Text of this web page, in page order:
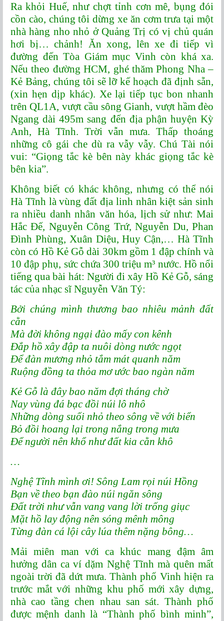
Ra khỏi Huế, như chợt tỉnh cơn mê, bụng đói
cồn cào, chúng tôi dừng xe ăn cơm trưa tại một
nhà hàng nho nhỏ ở Quảng Trị có vị chủ quán
hơi bị… chảnh! Ăn xong, lên xe đi tiếp vì
đường đến Tòa Giám mục Vinh còn khá xa.
Nếu theo đường HCM, ghé thăm Phong Nha –
Kẻ Bảng, chúng tôi sẽ lỡ kế hoạch đã định sẵn,
(xin hẹn dịp khác). Xe lại tiếp tục bon nhanh
trên QL1A, vượt cầu sông Gianh, vượt hầm đèo
Ngang dài 495m sang đến địa phận huyện Kỳ
Anh, Hà Tĩnh. Trời vẫn mưa. Thấp thoáng
những cô gái che dù ra vẫy vẫy. Chú Tài nói
vui: “Giọng tắc kè bên này khác giọng tắc kè
bên kia”.
Không biết có khác không, nhưng có thể nói
Hà Tĩnh là vùng đất địa linh nhân kiệt sản sinh
ra nhiều danh nhân văn hóa, lịch sử như: Mai
Hắc Đế, Nguyễn Công Trứ, Nguyễn Du, Phan
Đình Phùng, Xuân Diệu, Huy Cận,… Hà Tĩnh
còn có Hồ Kẻ Gỗ dài 30km gồm 1 đập chính và
10 đập phụ, sức chứa 300 triệu m³ nước. Hồ nổi
tiếng qua bài hát: Người đi xây Hồ Kẻ Gỗ, sáng
tác của nhạc sĩ Nguyễn Văn Tý:
Bởi chúng mình thương bao nhiêu mảnh đất
cằn
Mà đời không ngại đào mấy con kênh
Đắp hồ xây đập ta nuôi dòng nước ngọt
Để đàn mương nhỏ tắm mát quanh năm
Ruộng đồng ta thỏa mơ ước bao ngàn năm
Kẻ Gỗ là đây bao năm đợi tháng chờ
Nay vùng đá bạc đồi núi lô nhô
Những dòng suối nhỏ theo sông về với biển
Bỏ đồi hoang lại trong nắng trong mưa
Để người nên khổ như đất kia cằn khô
…
Nghệ Tĩnh mình ơi! Sông Lam rọi núi Hồng
Bạn về theo bạn đào núi ngăn sông
Đất trời như vẫn vang vang lời trống giục
Mặt hồ lay động nên sóng mênh mông
Từng đàn cá lội cây lúa thêm nặng bông…
Mải miên man với ca khúc mang đậm âm
hưởng dân ca ví dặm Nghệ Tĩnh mà quên mất
ngoài trời đã dứt mưa. Thành phố Vinh hiện ra
trước mắt với những khu phố mới xây dựng,
nhà cao tầng chen nhau san sát. Thành phố
được mệnh danh là “Thành phố bình minh”,